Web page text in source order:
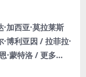
加西亚·莫拉莱斯
博利亚因 / 拉菲拉·
·蒙特洛 / 更多…